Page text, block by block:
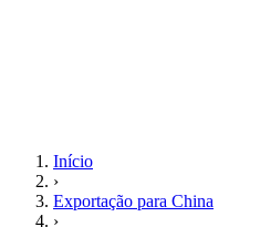
Início
›
Exportação para China
›